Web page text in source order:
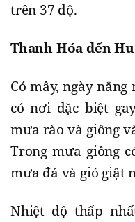
trên 37 độ.
Thanh Hóa đến
Có mây, ngày nắng
có nơi đặc biệt
mưa rào và giông
Trong mưa giông
mưa đá và gió giật
Nhiệt độ thấp